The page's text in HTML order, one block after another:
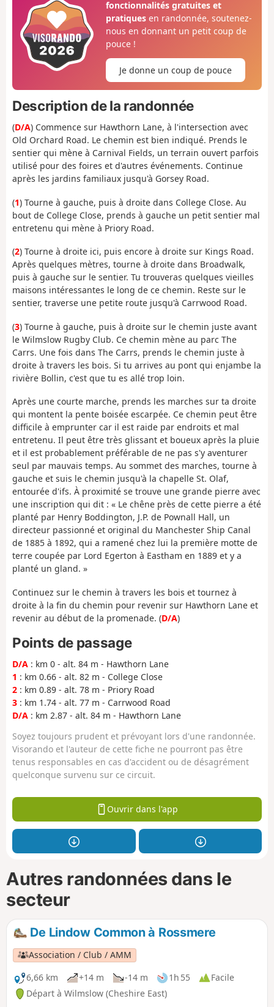
fonctionnalités gratuites et
pratiquesen randonnée, soutenez-
nous en donnant un petit coup de
pouce !
Je donne un coup de pouce
Description de la randonnée
(D/A) Commence sur Hawthorn Lane, à l'intersection avec
Old Orchard Road. Le chemin est bien indiqué. Prends le
sentier qui mène à Carnival Fields, un terrain ouvert parfois
utilisé pour des foires et d'autres événements. Continue
après les jardins familiaux jusqu'à Gorsey Road.
(1) Tourne à gauche, puis à droite dans College Close. Au
bout de College Close, prends à gauche un petit sentier mal
entretenu qui mène à Priory Road.
(2) Tourne à droite ici, puis encore à droite sur Kings Road.
Après quelques mètres, tourne à droite dans Broadwalk,
puis à gauche sur le sentier. Tu trouveras quelques vieilles
maisons intéressantes le long de ce chemin. Reste sur le
sentier, traverse une petite route jusqu'à Carrwood Road.
(3) Tourne à gauche, puis à droite sur le chemin juste avant
le Wilmslow Rugby Club. Ce chemin mène au parc The
Carrs. Une fois dans The Carrs, prends le chemin juste à
droite à travers les bois. Si tu arrives au pont qui enjambe la
rivière Bollin, c'est que tu es allé trop loin.
Après une courte marche, prends les marches sur ta droite
qui montent la pente boisée escarpée. Ce chemin peut être
difficile à emprunter car il est raide par endroits et mal
entretenu. Il peut être très glissant et boueux après la pluie
et il est probablement préférable de ne pas s'y aventurer
seul par mauvais temps. Au sommet des marches, tourne à
gauche et suis le chemin jusqu'à la chapelle St. Olaf,
entourée d'ifs. À proximité se trouve une grande pierre avec
une inscription qui dit : « Le chêne près de cette pierre a été
planté par Henry Boddington, J.P. de Pownall Hall, un
directeur passionné et original du Manchester Ship Canal
de 1885 à 1892, qui a ramené chez lui la première motte de
terre coupée par Lord Egerton à Eastham en 1889 et y a
planté un gland. »
Continuez sur le chemin à travers les bois et tournez à
droite à la fin du chemin pour revenir sur Hawthorn Lane et
revenir au début de la promenade. (D/A)
Points de passage
D/A : km 0 - alt. 84 m - Hawthorn Lane
1 : km 0.66 - alt. 82 m - College Close
2 : km 0.89 - alt. 78 m - Priory Road
3 : km 1.74 - alt. 77 m - Carrwood Road
D/A : km 2.87 - alt. 84 m - Hawthorn Lane
Soyez toujours prudent et prévoyant lors d'une randonnée.
Visorando et l'auteur de cette fiche ne pourront pas être
tenus responsables en cas d'accident ou de désagrément
quelconque survenu sur ce circuit.
Ouvrir dans l'app
Autres randonnées dans le
secteur
De Lindow Common à Rossmere
Association / Club / AMM
6,66 km
+14 m -14 m 1h 55
Facile
Départ à Wilmslow (Cheshire East)